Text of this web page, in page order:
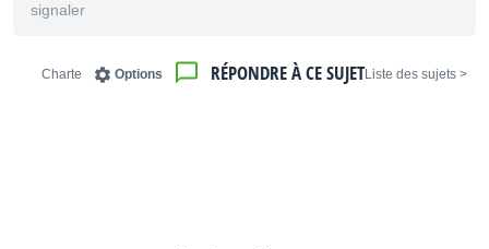
signaler
< Liste des sujets
RÉPONDRE À CE SUJET
Options
Charte